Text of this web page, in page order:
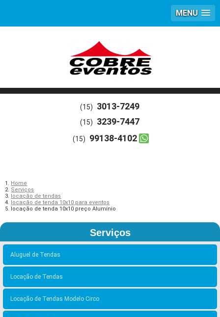
MENU
(15) 3013-7249
(15) 3239-7447
(15) 99138-4102
Home
Serviços
locação de tendas
locação de tenda 10x10 para eventos
locação de tenda 10x10 preço Alumínio
Serviços
Aluguel de Tendas
Locação de Tendas
Locação de Tendas Modelo Circo